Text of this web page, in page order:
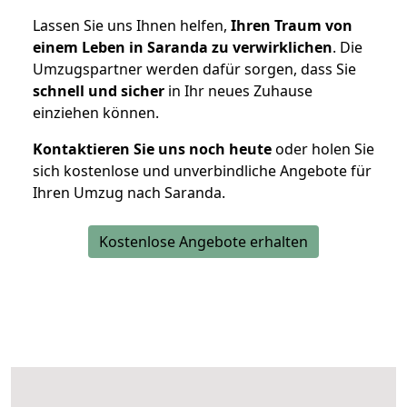
Lassen Sie uns Ihnen helfen, Ihren Traum von
einem Leben in Saranda zu verwirklichen. Die
Umzugspartner werden dafür sorgen, dass Sie
schnell und sicher in Ihr neues Zuhause
einziehen können.
Kontaktieren Sie uns noch heuteoder holen Sie
sich kostenlose und unverbindliche Angebote für
Ihren Umzug nach Saranda.
Kostenlose Angebote erhalten